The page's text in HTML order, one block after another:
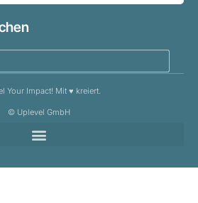
Your Impact! Mit ♥️ kreiert.
© Uplevel GmbH